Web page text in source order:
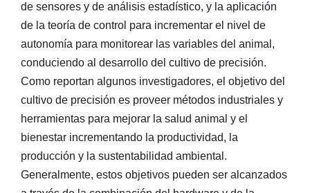
de sensores y de análisis estadístico, y la aplicación
de la teoría de control para incrementar el nivel de
autonomía para monitorear las variables del animal,
conduciendo al desarrollo del cultivo de precisión.
Como reportan algunos investigadores, el objetivo del
cultivo de precisión es proveer métodos industriales y
herramientas para mejorar la salud animal y el
bienestar incrementando la productividad, la
producción y la sustentabilidad ambiental.
Generalmente, estos objetivos pueden ser alcanzados